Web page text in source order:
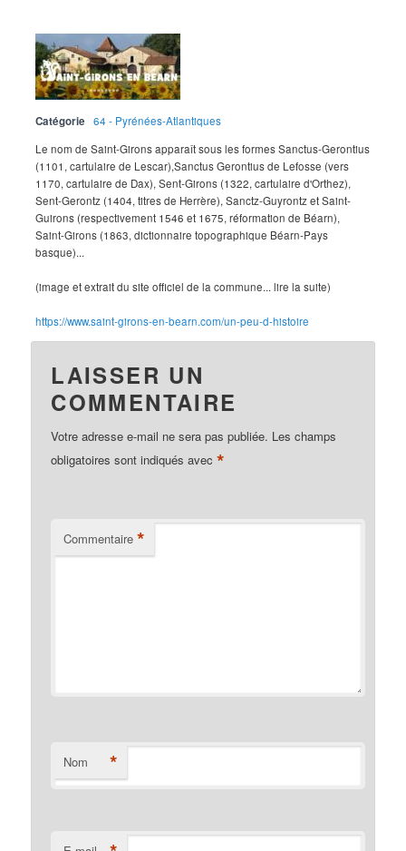
Catégorie
64 - Pyrénées-Atlantiques
Le nom de Saint-Girons apparaît sous les formes Sanctus-Gerontius
(1101, cartulaire de Lescar),Sanctus Gerontius de Lefosse (vers
1170, cartulaire de Dax), Sent-Girons (1322, cartulaire d'Orthez),
Sent-Gerontz (1404, titres de Herrère), Sanctz-Guyrontz et Saint-
Guirons (respectivement 1546 et 1675, réformation de Béarn),
Saint-Girons (1863, dictionnaire topographique Béarn-Pays
basque)...
(image et extrait du site officiel de la commune... lire la suite)
https://www.saint-girons-en-bearn.com/un-peu-d-histoire
LAISSER UN
COMMENTAIRE
Votre adresse e-mail ne sera pas publiée. Les champs
obligatoires sont indiqués avec*
Commentaire *
Nom *